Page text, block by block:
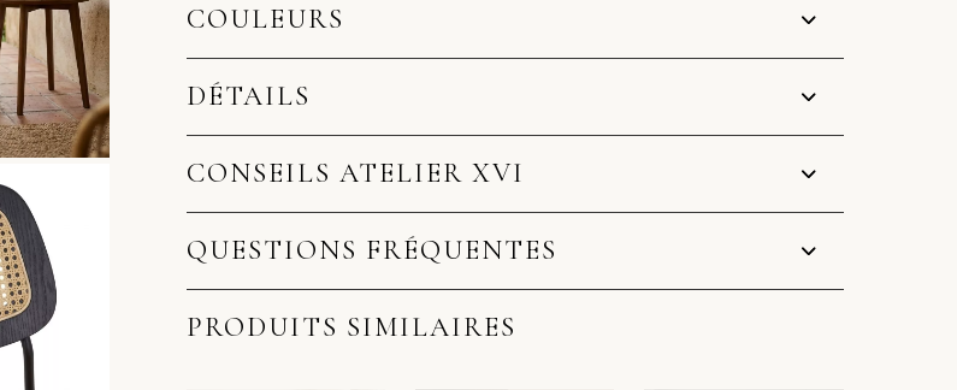
COULEURS
DÉTAILS
CONSEILS ATELIER XVI
QUESTIONS FRÉQUENTES
PRODUITS SIMILAIRES